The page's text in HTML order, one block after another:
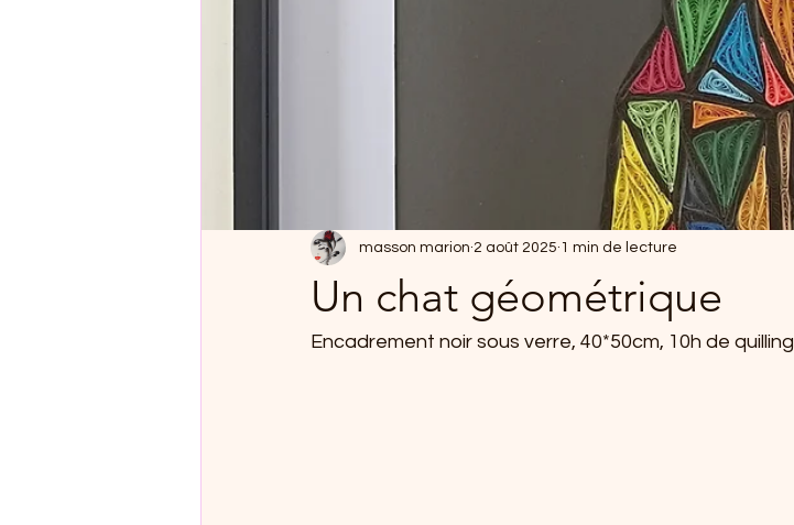
Un chat géométrique
masson marion 2 août 2025 1 min de lecture
Encadrement noir sous verre, 40*50cm, 10h de quilling